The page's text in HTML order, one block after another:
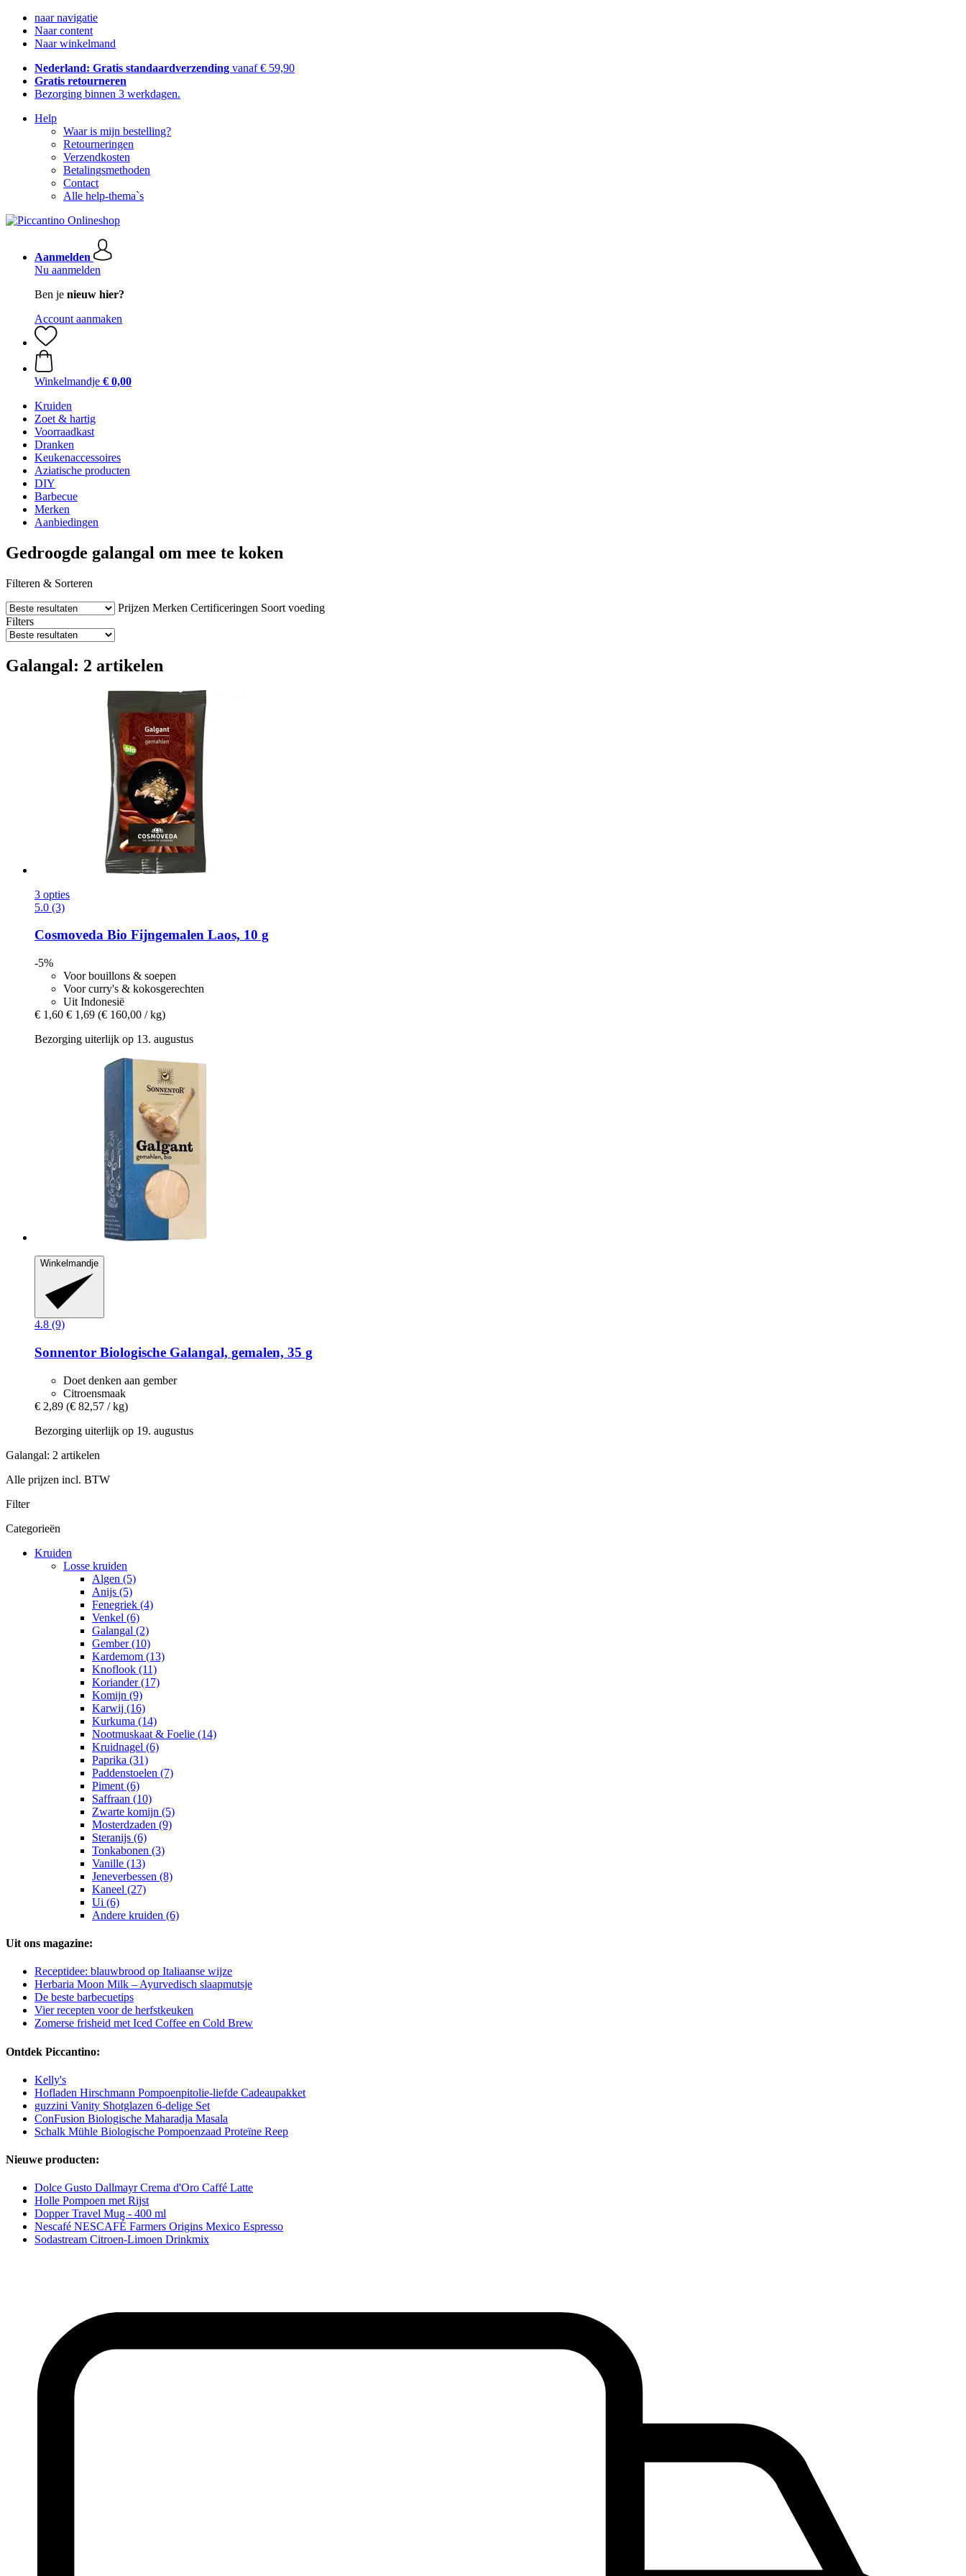
naar navigatie
Naar content
Naar winkelmand
Nederland: Gratis standaardverzending vanaf € 59,90
Gratis retourneren
Bezorging binnen 3 werkdagen.
Help
Waar is mijn bestelling?
Retourneringen
Verzendkosten
Betalingsmethoden
Contact
Alle help-thema`s
Aanmelden
Nu aanmelden
Ben je nieuw hier?
Account aanmaken
Winkelmandje € 0,00
Kruiden
Zoet & hartig
Voorraadkast
Dranken
Keukenaccessoires
Aziatische producten
DIY
Barbecue
Merken
Aanbiedingen
Gedroogde galangal om mee te koken
Filteren & Sorteren
Prijzen Merken Certificeringen Soort voeding
Filters
Galangal: 2 artikelen
3 opties
5.0 (3)
Cosmoveda Bio Fijngemalen Laos, 10 g
-5%
Voor bouillons & soepen
Voor curry's & kokosgerechten
Uit Indonesië
€ 1,60 € 1,69 (€ 160,00 / kg)
Bezorging uiterlijk op 13. augustus
Winkelmandje
4.8 (9)
Sonnentor Biologische Galangal, gemalen, 35 g
Doet denken aan gember
Citroensmaak
€ 2,89 (€ 82,57 / kg)
Bezorging uiterlijk op 19. augustus
Galangal: 2 artikelen
Alle prijzen incl. BTW
Filter
Categorieën
Kruiden
Losse kruiden
Algen (5)
Anijs (5)
Fenegriek (4)
Venkel (6)
Galangal (2)
Gember (10)
Kardemom (13)
Knoflook (11)
Koriander (17)
Komijn (9)
Karwij (16)
Kurkuma (14)
Nootmuskaat & Foelie (14)
Kruidnagel (6)
Paprika (31)
Paddenstoelen (7)
Piment (6)
Saffraan (10)
Zwarte komijn (5)
Mosterdzaden (9)
Steranijs (6)
Tonkabonen (3)
Vanille (13)
Jeneverbessen (8)
Kaneel (27)
Ui (6)
Andere kruiden (6)
Uit ons magazine:
Receptidee: blauwbrood op Italiaanse wijze
Herbaria Moon Milk – Ayurvedisch slaapmutsje
De beste barbecuetips
Vier recepten voor de herfstkeuken
Zomerse frisheid met Iced Coffee en Cold Brew
Ontdek Piccantino:
Kelly's
Hofladen Hirschmann Pompoenpitolie-liefde Cadeaupakket
guzzini Vanity Shotglazen 6-delige Set
ConFusion Biologische Maharadja Masala
Schalk Mühle Biologische Pompoenzaad Proteïne Reep
Nieuwe producten:
Dolce Gusto Dallmayr Crema d'Oro Caffé Latte
Holle Pompoen met Rijst
Dopper Travel Mug - 400 ml
Nescafé NESCAFÉ Farmers Origins Mexico Espresso
Sodastream Citroen-Limoen Drinkmix